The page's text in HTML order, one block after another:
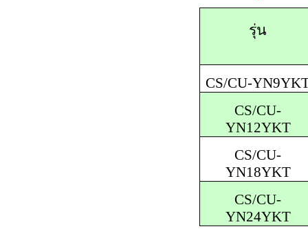
รุ่น
CS/CU-
CS/CU-
YN12YKT
CS/CU-
YN18YKT
CS/CU-
YN24YKT